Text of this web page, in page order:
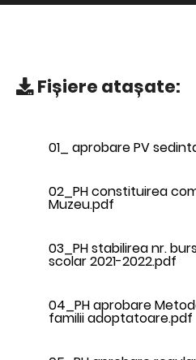
Fișiere atașate:
01_ aprobare PV
02_PH constituirea
Muzeu.pdf
03_PH stabilirea nr.
scolar 2021-2022.pdf
04_PH aprobare
familii adoptatoare.pdf